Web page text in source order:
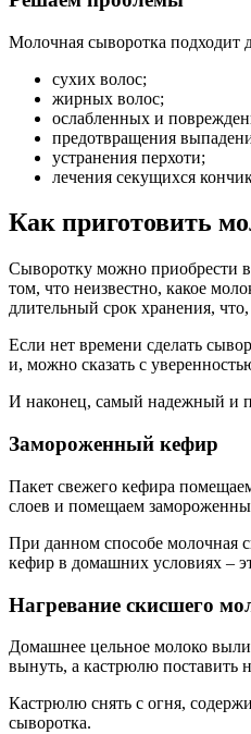
Молочная сыворотка подходит
сухих волос;
жирных волос;
ослабленных и
предотвращения
устранения перхоти;
лечения секущихся
Как приготовить
Сыворотку можно приобрести в
том, что неизвестно, какое
длительный срок хранения,
Если нет времени сделать
и, можно сказать с
И наконец, самый надежный и
Замороженный кефир
Пакет свежего кефира
слоев и помещаем
При данном способе молочная
кефир в домашних условиях –
Нагревание скисшего
Домашнее цельное молоко
вынуть, а кастрюлю поставить
Кастрюлю снять с огня,
сыворотка.